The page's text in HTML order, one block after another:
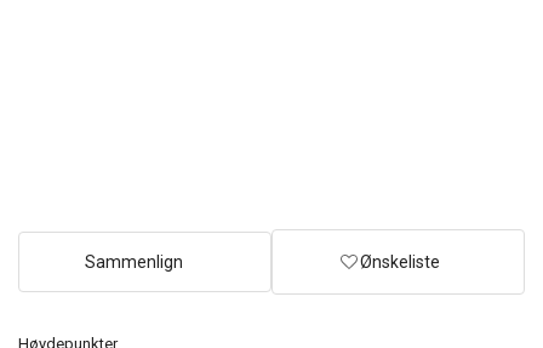
Høydepunkter
Sammenlign Ønskeliste